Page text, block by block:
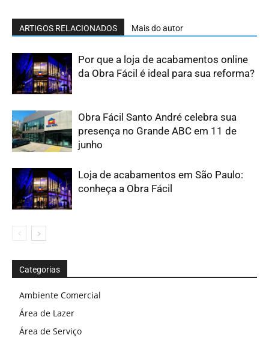
ARTIGOS RELACIONADOS Mais do autor
Por que a loja de acabamentos online
da Obra Fácil é ideal para sua reforma?
Obra Fácil Santo André celebra sua
presença no Grande ABC em 11 de
junho
Loja de acabamentos em São Paulo:
conheça a Obra Fácil
Categorias
Ambiente Comercial
Área de Lazer
Área de Serviço